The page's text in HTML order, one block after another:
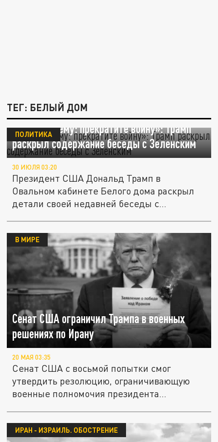
ТЕГ: БЕЛЫЙ ДОМ
«Я сказал ему: прекратите войну»: Трамп
раскрыл содержание беседы с Зеленским
ПОЛИТИКА
30 ИЮЛЯ 03:20
Президент США Дональд Трамп в
Овальном кабинете Белого дома раскрыл
детали своей недавней беседы с
Сенат США ограничил Трампа в военных
решениях по Ирану
В МИРЕ
20 МАЯ 03:35
Сенат США с восьмой попытки смог
утвердить резолюцию, ограничивающую
военные полномочия президента
ИРАН - ИЗРАИЛЬ. ОБОСТРЕНИЕ